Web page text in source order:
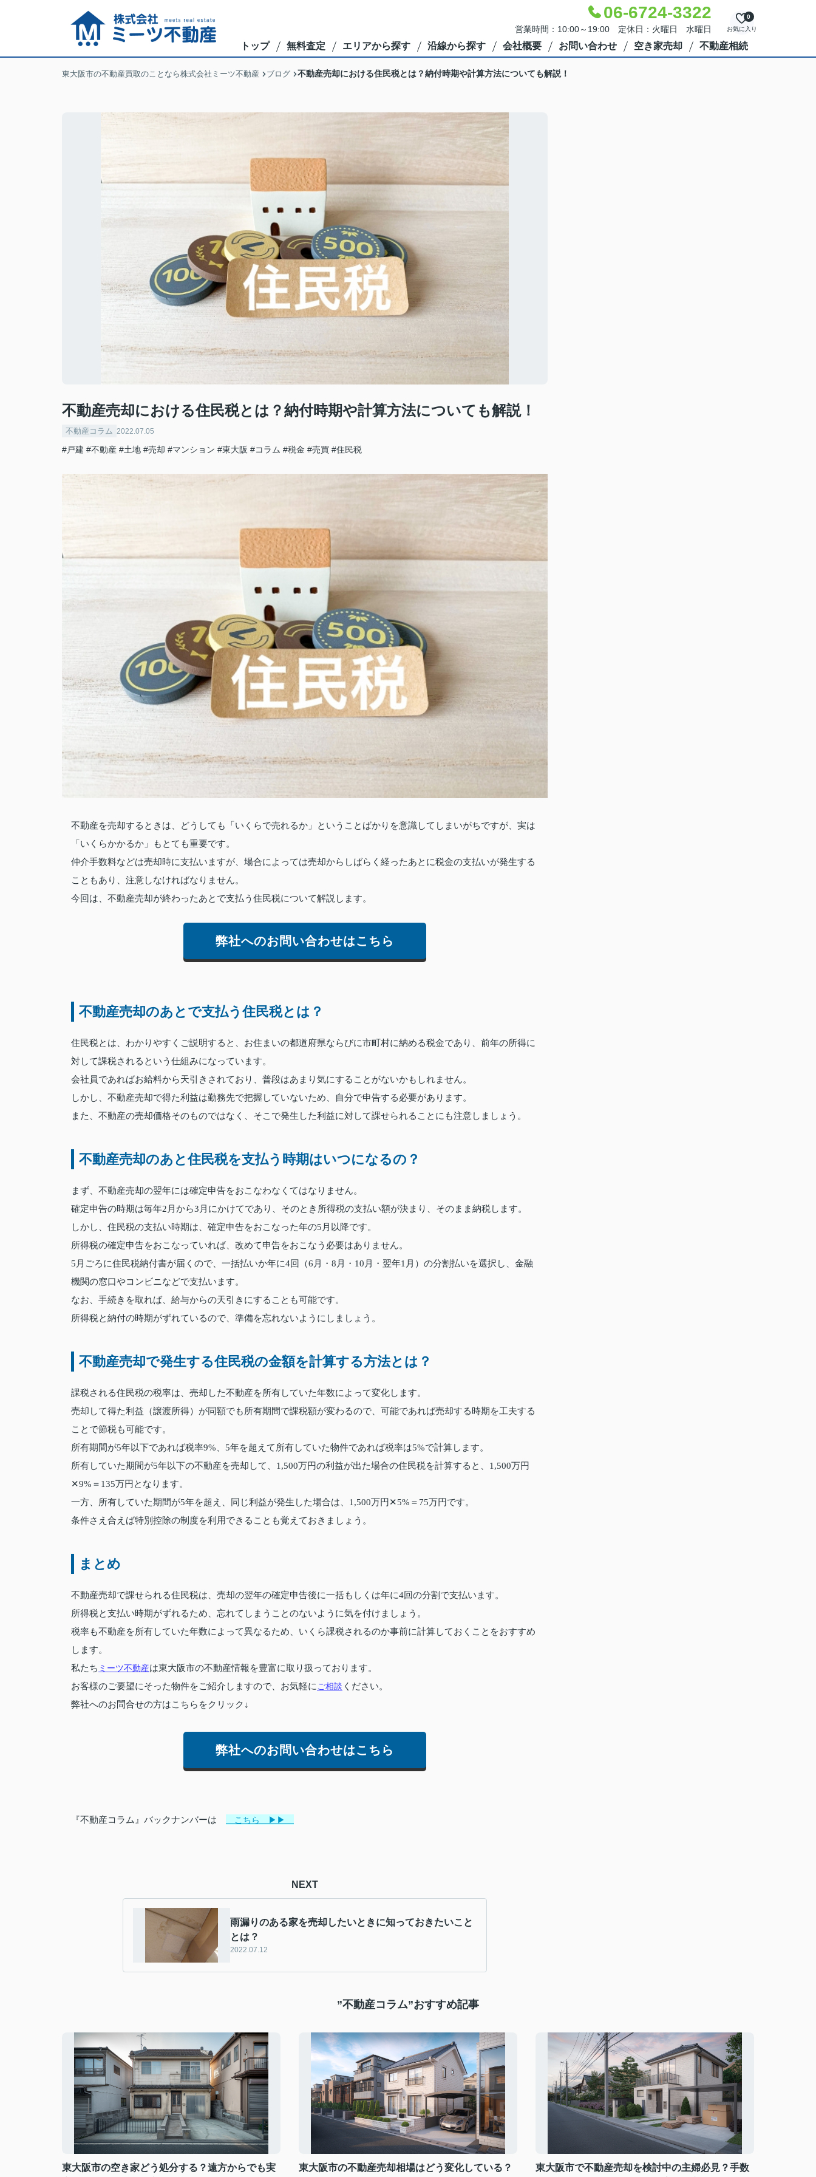
06-6724-3322
営業時間：10:00～19:00 定休日：火曜日 水曜日 お気に入り
0
トップ 無料査定 エリアから探す 沿線から探す 会社概要 お問い合わせ 空き家売却 不動産相続
東大阪市の不動産買取のことなら株式会社ミーツ不動産 ブログ 不動産売却における住民税とは？納付時期や計算方法についても解説！
不動産売却における住民税とは？納付時期や計算方法についても解説！
不動産コラム 2022.07.05
#戸建 #不動産 #土地 #売却 #マンション #東大阪 #コラム #税金 #売買 #住民税
不動産を売却するときは、どうしても「いくらで売れるか」ということばかりを意識してしまいがちですが、実は
「いくらかかるか」もとても重要です。
仲介手数料などは売却時に支払いますが、場合によっては売却からしばらく経ったあとに税金の支払いが発生する
こともあり、注意しなければなりません。
今回は、不動産売却が終わったあとで支払う住民税について解説します。
弊社へのお問い合わせはこちら
不動産売却のあとで支払う住民税とは？
住民税とは、わかりやすくご説明すると、お住まいの都道府県ならびに市町村に納める税金であり、前年の所得に
対して課税されるという仕組みになっています。
会社員であればお給料から天引きされており、普段はあまり気にすることがないかもしれません。
しかし、不動産売却で得た利益は勤務先で把握していないため、自分で申告する必要があります。
また、不動産の売却価格そのものではなく、そこで発生した利益に対して課せられることにも注意しましょう。
不動産売却のあと住民税を支払う時期はいつになるの？
まず、不動産売却の翌年には確定申告をおこなわなくてはなりません。
確定申告の時期は毎年2月から3月にかけてであり、そのとき所得税の支払い額が決まり、そのまま納税します。
しかし、住民税の支払い時期は、確定申告をおこなった年の5月以降です。
所得税の確定申告をおこなっていれば、改めて申告をおこなう必要はありません。
5月ごろに住民税納付書が届くので、一括払いか年に4回（6月・8月・10月・翌年1月）の分割払いを選択し、金融
機関の窓口やコンビニなどで支払います。
なお、手続きを取れば、給与からの天引きにすることも可能です。
所得税と納付の時期がずれているので、準備を忘れないようにしましょう。
不動産売却で発生する住民税の金額を計算する方法とは？
課税される住民税の税率は、売却した不動産を所有していた年数によって変化します。
売却して得た利益（譲渡所得）が同額でも所有期間で課税額が変わるので、可能であれば売却する時期を工夫する
ことで節税も可能です。
所有期間が5年以下であれば税率9%、5年を超えて所有していた物件であれば税率は5%で計算します。
所有していた期間が5年以下の不動産を売却して、1,500万円の利益が出た場合の住民税を計算すると、1,500万円
✕9%＝135万円となります。
一方、所有していた期間が5年を超え、同じ利益が発生した場合は、1,500万円✕5%＝75万円です。
条件さえ合えば特別控除の制度を利用できることも覚えておきましょう。
まとめ
不動産売却で課せられる住民税は、売却の翌年の確定申告後に一括もしくは年に4回の分割で支払います。
所得税と支払い時期がずれるため、忘れてしまうことのないように気を付けましょう。
税率も不動産を所有していた年数によって異なるため、いくら課税されるのか事前に計算しておくことをおすすめ
します。
私たち ミーツ不動産は東大阪市の不動産情報を豊富に取り扱っております。
お客様のご要望にそった物件をご紹介しますので、お気軽に ご相談 ください。
弊社へのお問合せの方はこちらをクリック↓
弊社へのお問い合わせはこちら
『不動産コラム』バックナンバーは こちら ▶▶
NEXT
雨漏りのある家を売却したいときに知っておきたいこと
とは？
2022.07.12
”不動産コラム”おすすめ記事
東大阪市の空き家どう処分する？遠方からでも実
東大阪市の不動産売却相場はどう変化している？
東大阪市で不動産売却を検討中の主婦必見？手数